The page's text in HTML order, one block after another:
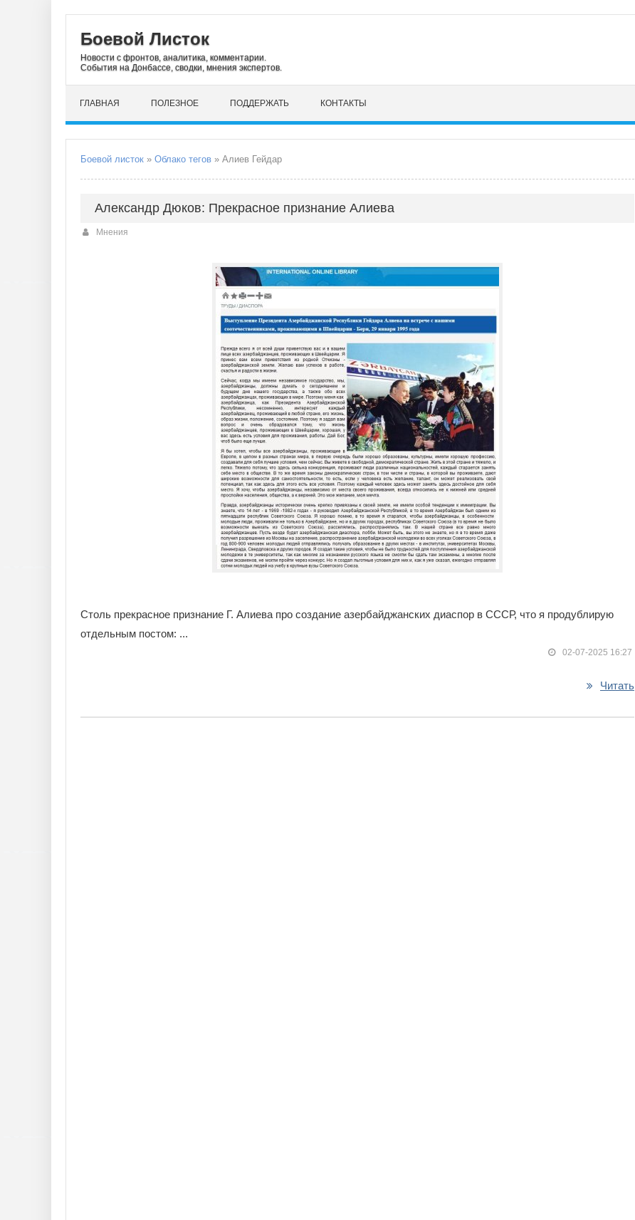
Боевой Листок
Новости с фронтов, аналитика, комментарии.
События на Донбассе, сводки, мнения экспертов.
ГЛАВНАЯ ПОЛЕЗНОЕ ПОДДЕРЖАТЬ КОНТАКТЫ
Боевой листок » Облако тегов » Алиев Гейдар
Александр Дюков: Прекрасное признание Алиева
Мнения
Столь прекрасное признание Г. Алиева про создание азербайджанских диаспор в СССР, что я продублирую
отдельным постом: ...
02-07-2025 16:27
Читать